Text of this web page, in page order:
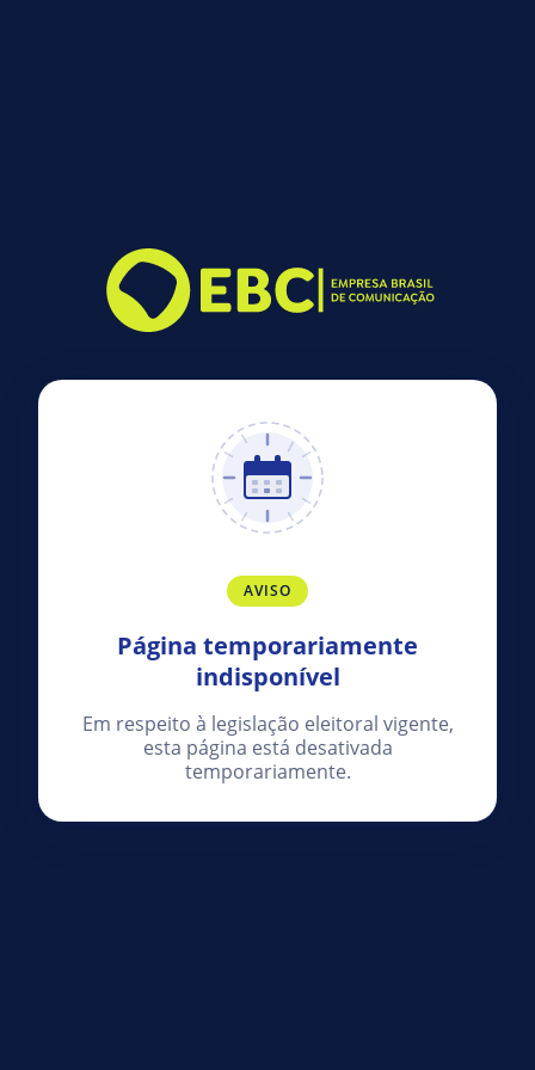
AVISO
Página temporariamente
indisponível
Em respeito à legislação eleitoral vigente,
esta página está desativada
temporariamente.